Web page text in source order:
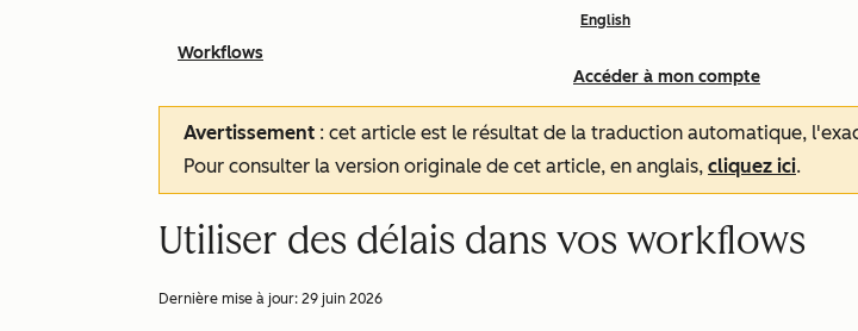
English
Accéder à mon compte
Workflows
Avertissement : cet article est le résultat de la traduction automatique,
Pour consulter la version originale de cet article, en anglais, cliquez ici.
Utiliser des délais dans vos workflows
Dernière mise à jour: 29 juin 2026